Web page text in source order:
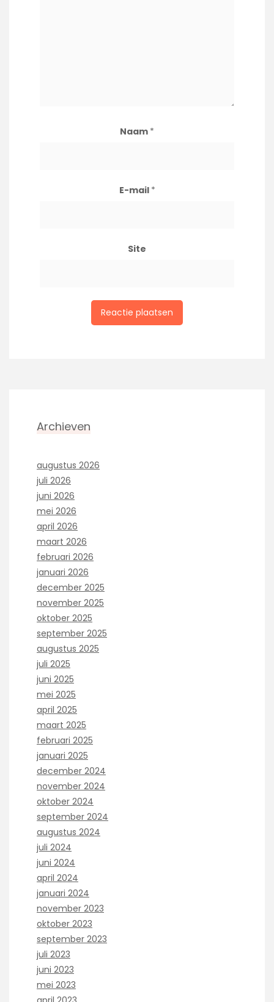
Naam *
E-mail *
Site
Archieven
augustus 2026
juli 2026
juni 2026
mei 2026
april 2026
maart 2026
februari 2026
januari 2026
december 2025
november 2025
oktober 2025
september 2025
augustus 2025
juli 2025
juni 2025
mei 2025
april 2025
maart 2025
februari 2025
januari 2025
december 2024
november 2024
oktober 2024
september 2024
augustus 2024
juli 2024
juni 2024
april 2024
januari 2024
november 2023
oktober 2023
september 2023
juli 2023
juni 2023
mei 2023